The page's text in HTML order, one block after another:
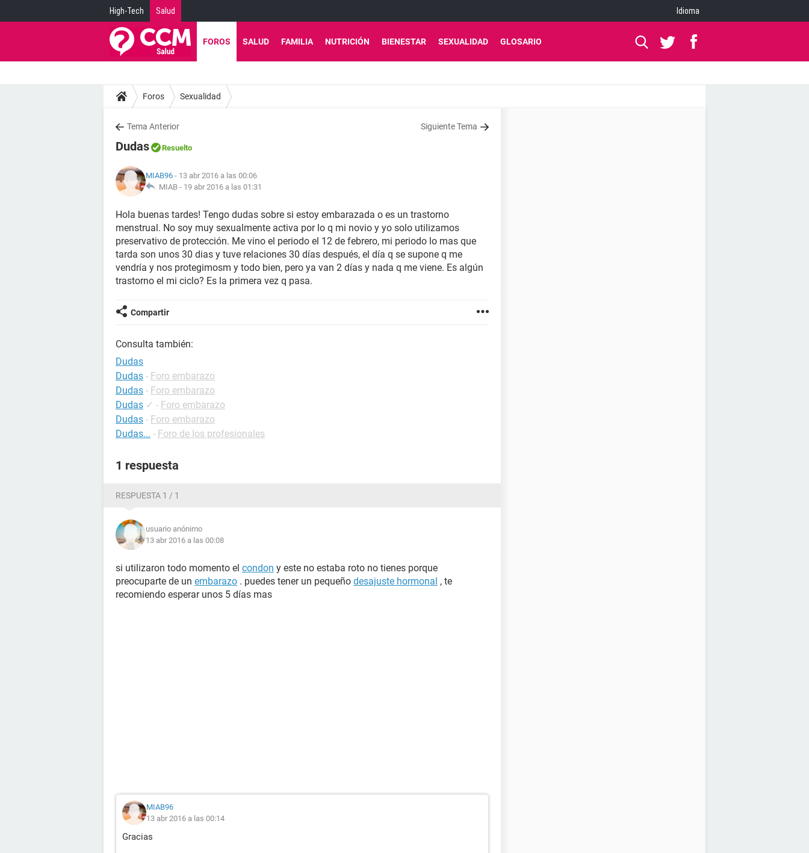
High-Tech Salud Idioma
FOROS SALUD FAMILIA NUTRICIÓN BIENESTAR SEXUALIDAD GLOSARIO
Foros Sexualidad
Tema Anterior Siguiente Tema
Dudas Resuelto
MIAB96 - 13 abr 2016 a las 00:06
MIAB - 19 abr 2016 a las 01:31
Hola buenas tardes! Tengo dudas sobre si estoy embarazada o es un trastorno
menstrual. No soy muy sexualmente activa por lo q mi novio y yo solo utilizamos
preservativo de protección. Me vino el periodo el 12 de febrero, mi periodo lo mas que
tarda son unos 30 dias y tuve relaciones 30 días después, el día q se supone q me
vendría y nos protegimosm y todo bien, pero ya van 2 días y nada q me viene. Es algún
trastorno el mi ciclo? Es la primera vez q pasa.
Compartir
Consulta también:
Dudas
Dudas - Foro embarazo
Dudas - Foro embarazo
Dudas ✓ - Foro embarazo
Dudas - Foro embarazo
Dudas... - Foro de los profesionales
1 respuesta
RESPUESTA 1 / 1
usuario anónimo
13 abr 2016 a las 00:08
si utilizaron todo momento el condon y este no estaba roto no tienes porque
preocuparte de un embarazo . puedes tener un pequeño desajuste hormonal , te
recomiendo esperar unos 5 días mas
MIAB96
13 abr 2016 a las 00:14
Gracias